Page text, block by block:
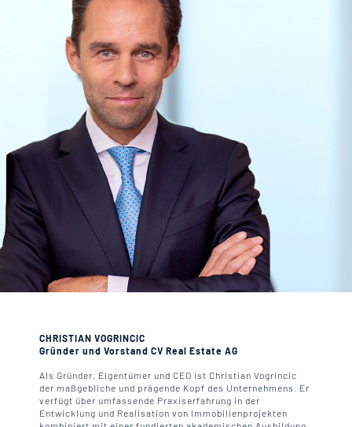
CHRISTIAN VOGRINCIC
Gründer und Vorstand CV Real Estate AG
Als Gründer, Eigentümer und CEO ist Christian Vogrincic
der maßgebliche und prägende Kopf des Unternehmens. Er
verfügt über umfassende Praxiserfahrung in der
Entwicklung und Realisation von Immobilienprojekten